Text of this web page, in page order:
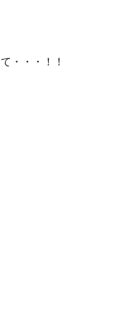
・・・！！